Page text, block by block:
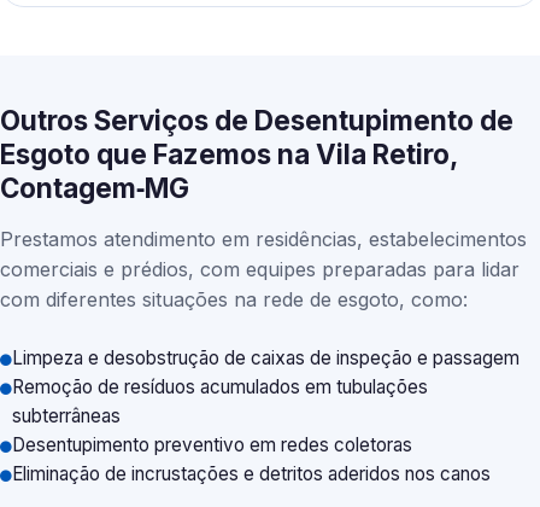
Outros Serviços de Desentupimento de
Esgoto que Fazemos na Vila Retiro,
Contagem‑MG
Prestamos atendimento em residências, estabelecimentos
comerciais e prédios, com equipes preparadas para lidar
com diferentes situações na rede de esgoto, como:
Limpeza e desobstrução de caixas de inspeção e passagem
Remoção de resíduos acumulados em tubulações
subterrâneas
Desentupimento preventivo em redes coletoras
Eliminação de incrustações e detritos aderidos nos canos